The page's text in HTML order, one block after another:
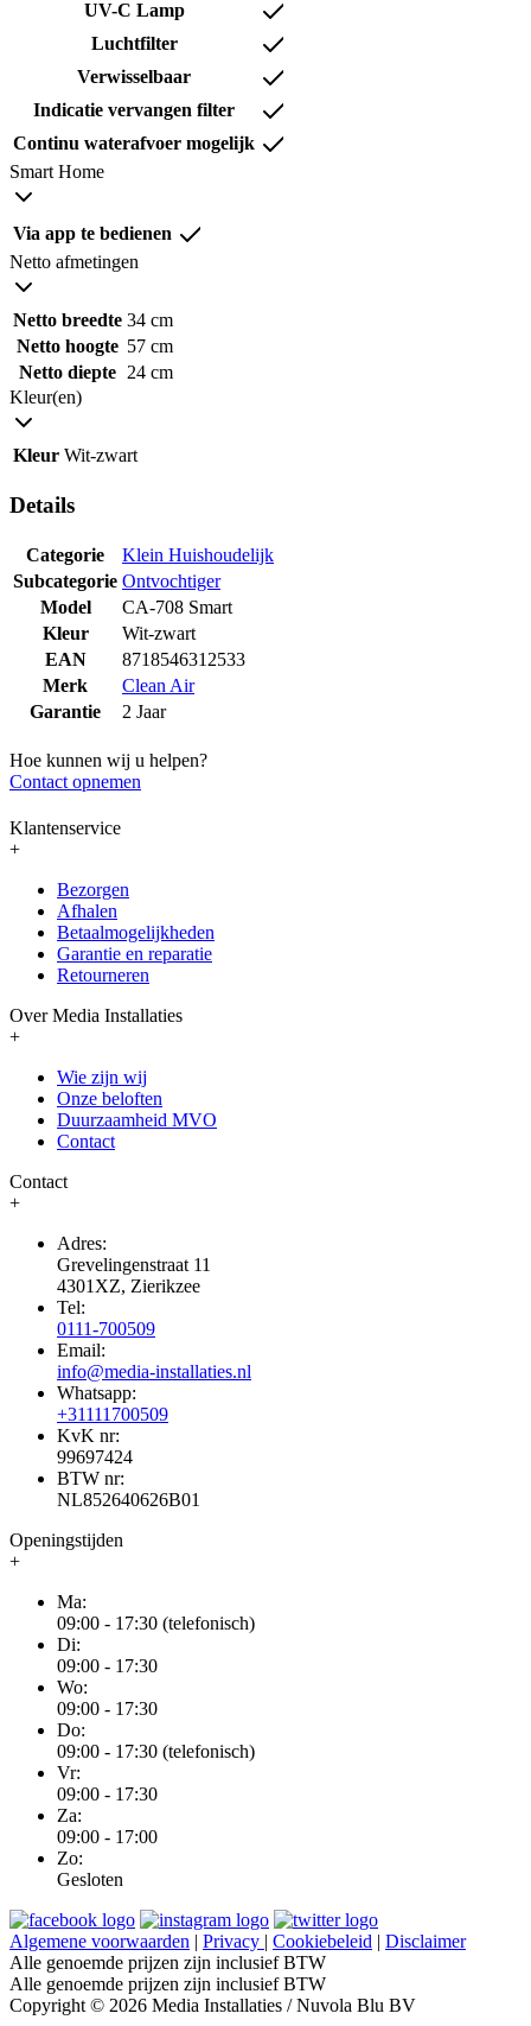
UV-C Lamp
Luchtfilter
Verwisselbaar
Indicatie vervangen filter
Continu waterafvoer mogelijk
Smart Home
Via app te bedienen
Netto afmetingen
Netto breedte 34 cm
Netto hoogte 57 cm
Netto diepte 24 cm
Kleur(en)
Kleur Wit-zwart
Details
Categorie
Klein Huishoudelijk
Subcategorie Ontvochtiger
Model
CA-708 Smart
Kleur
Wit-zwart
EAN
8718546312533
Merk
Clean Air
Garantie
2 Jaar
Hoe kunnen wij u helpen?
Contact opnemen
Klantenservice
+
Bezorgen
Afhalen
Betaalmogelijkheden
Garantie en reparatie
Retourneren
Over Media Installaties
+
Wie zijn wij
Onze beloften
Duurzaamheid MVO
Contact
Contact
+
Adres:
Grevelingenstraat 11
4301XZ, Zierikzee
Tel:
0111-700509
Email:
info@media-installaties.nl
Whatsapp:
+31111700509
KvK nr:
99697424
BTW nr:
NL852640626B01
Openingstijden
+
Ma:
09:00 - 17:30 (telefonisch)
Di:
09:00 - 17:30
Wo:
09:00 - 17:30
Do:
09:00 - 17:30 (telefonisch)
Vr:
09:00 - 17:30
Za:
09:00 - 17:00
Zo:
Gesloten
Algemene voorwaarden | Privacy | Cookiebeleid | Disclaimer
Alle genoemde prijzen zijn inclusief BTW
Alle genoemde prijzen zijn inclusief BTW
Copyright © 2026 Media Installaties / Nuvola Blu BV